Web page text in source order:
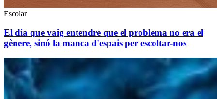
Escolar
El dia que vaig entendre que el problema no era el
gènere, sinó la manca d'espais per escoltar-nos